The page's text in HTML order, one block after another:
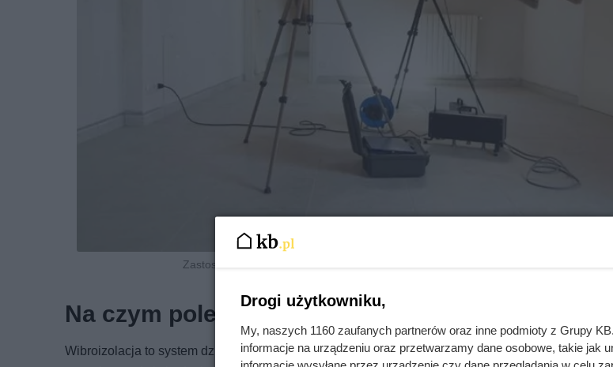
Zastosuj maty wibroizolacyjne pod posadzką, by ograniczyć hałas przenoszony przez
Na czym polega wibroizolacja?
Wibroizolacja to system działań mających na celu ograniczenie transmisji drgań mechanicznych,
Drogi użytkowniku,
My, naszych 1160 zaufanych partnerów oraz inne podmioty z Grupy
informacje na urządzeniu oraz przetwarzamy dane osobowe, takie jak